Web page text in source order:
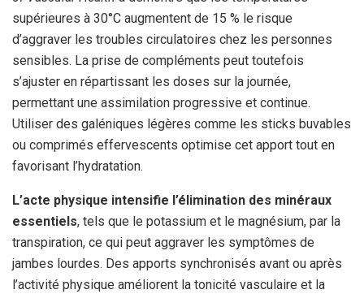
supérieures à 30°C augmentent de 15 % le risque
d’aggraver les troubles circulatoires chez les personnes
sensibles. La prise de compléments peut toutefois
s’ajuster en répartissant les doses sur la journée,
permettant une assimilation progressive et continue.
Utiliser des galéniques légères comme les sticks buvables
ou comprimés effervescents optimise cet apport tout en
favorisant l’hydratation.
L’acte physique intensifie l’élimination des minéraux
essentiels, tels que le potassium et le magnésium, par la
transpiration, ce qui peut aggraver les symptômes de
jambes lourdes. Des apports synchronisés avant ou après
l’activité physique améliorent la tonicité vasculaire et la